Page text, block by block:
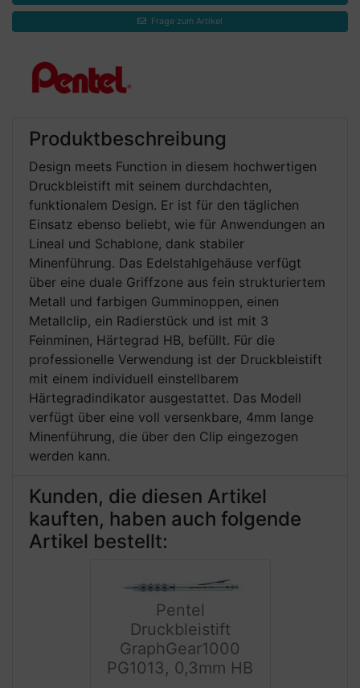
Frage zum Artikel
Produktbeschreibung
Design meets Function in diesem hochwertigen
Druckbleistift mit seinem durchdachten,
funktionalem Design. Er ist für den täglichen
Einsatz ebenso beliebt, wie für Anwendungen an
Lineal und Schablone, dank stabiler
Minenführung. Das Edelstahlgehäuse verfügt
über eine duale Griffzone aus fein strukturiertem
Metall und farbigen Gumminoppen, einen
Metallclip, ein Radierstück und ist mit 3
Feinminen, Härtegrad HB, befüllt. Für die
professionelle Verwendung ist der Druckbleistift
mit einem individuell einstellbarem
Härtegradindikator ausgestattet. Das Modell
verfügt über eine voll versenkbare, 4mm lange
Minenführung, die über den Clip eingezogen
werden kann.
Kunden, die diesen Artikel
kauften, haben auch folgende
Artikel bestellt:
Pentel
Druckbleistift
GraphGear1000
PG1013, 0,3mm HB